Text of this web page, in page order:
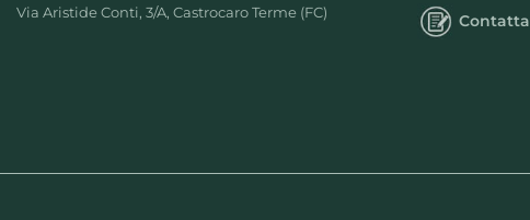
Via Aristide Conti, 3/A, Castrocaro Terme (FC)